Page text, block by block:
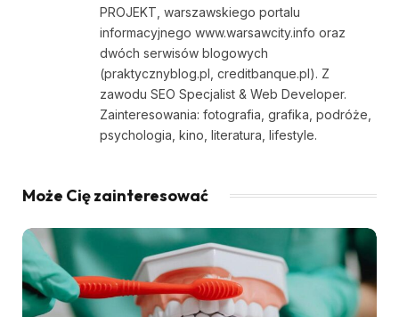
PROJEKT, warszawskiego portalu
informacyjnego www.warsawcity.info oraz
dwóch serwisów blogowych
(praktycznyblog.pl, creditbanque.pl). Z
zawodu SEO Specjalist & Web Developer.
Zainteresowania: fotografia, grafika, podróże,
psychologia, kino, literatura, lifestyle.
Może Cię zainteresować